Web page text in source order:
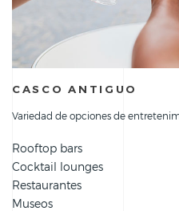
CASCO ANTIGUO
Variedad de opciones de
Rooftop bars
Cocktail lounges
Restaurantes
Museos